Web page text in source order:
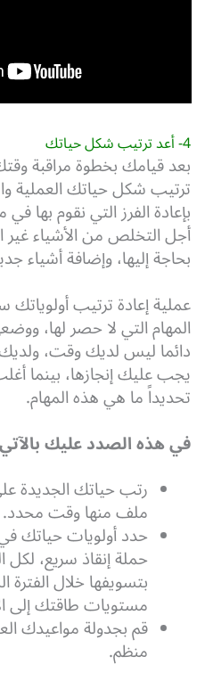
4- أعد ترتيب شكل حياتك
بعد قيامك بخطوة مراقبة
ترتيب شكل حياتك العملية
بإعادة الفرز التي نقوم بها
أجل التخلص من الأشياء غير
بحاجة إليها، وإضافة أشياء
عملية إعادة ترتيب
المهام التي لا حصر لها،
دائما ليس لديك وقت، ولديك
يجب عليك إنجازها، بينما
تحديداً ما هي هذه المهام.
في هذه الصدد عليك
رتب حياتك الجديدة
ملف منها وقت محدد.
حدد أولويات حياتك
حملة إنقاذ سريع، لكل
بتسويفها خلال
مستويات طاقتك إلى
قم بجدولة مواعيدك
منظم.